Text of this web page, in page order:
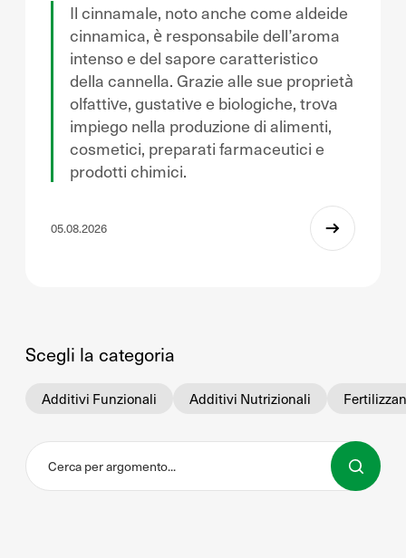
Il cinnamale, noto anche come aldeide
cinnamica, è responsabile dell’aroma
intenso e del sapore caratteristico
della cannella. Grazie alle sue proprietà
olfattive, gustative e biologiche, trova
impiego nella produzione di alimenti,
cosmetici, preparati farmaceutici e
prodotti chimici.
05.08.2026
Scegli la categoria
Additivi Funzionali Additivi Nutrizionali